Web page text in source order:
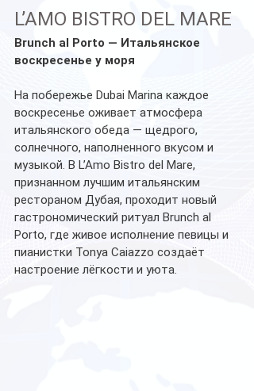
L’AMO BISTRO DEL MARE
Brunch al Porto — Итальянское
воскресенье у моря
На побережье Dubai Marina каждое
воскресенье оживает атмосфера
итальянского обеда — щедрого,
солнечного, наполненного вкусом и
музыкой. В L’Amo Bistro del Mare,
признанном лучшим итальянским
рестораном Дубая, проходит новый
гастрономический ритуал Brunch al
Porto, где живое исполнение певицы и
пианистки Tonya Caiazzo создаёт
настроение лёгкости и уюта.